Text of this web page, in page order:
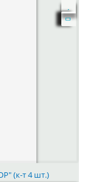
(к-т 4 шт.)